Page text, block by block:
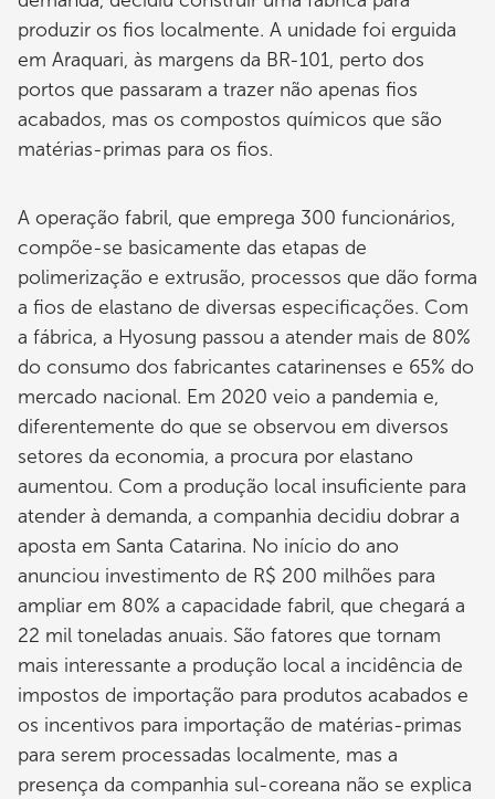
produzir os fios localmente. A unidade foi erguida
em Araquari, às margens da BR-101, perto dos
portos que passaram a trazer não apenas fios
acabados, mas os compostos químicos que são
matérias-primas para os fios.
A operação fabril, que emprega 300 funcionários,
compõe-se basicamente das etapas de
polimerização e extrusão, processos que dão forma
a fios de elastano de diversas especificações. Com
a fábrica, a Hyosung passou a atender mais de 80%
do consumo dos fabricantes catarinenses e 65% do
mercado nacional. Em 2020 veio a pandemia e,
diferentemente do que se observou em diversos
setores da economia, a procura por elastano
aumentou. Com a produção local insuficiente para
atender à demanda, a companhia decidiu dobrar a
aposta em Santa Catarina. No início do ano
anunciou investimento de R$ 200 milhões para
ampliar em 80% a capacidade fabril, que chegará a
22 mil toneladas anuais. São fatores que tornam
mais interessante a produção local a incidência de
impostos de importação para produtos acabados e
os incentivos para importação de matérias-primas
para serem processadas localmente, mas a
presença da companhia sul-coreana não se explica